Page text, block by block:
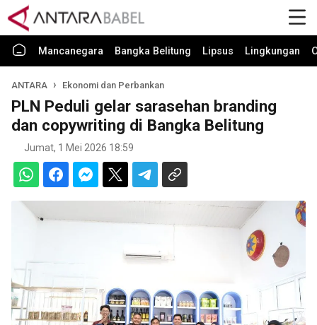
Mancanegara Bangka Belitung Lipsus Lingkungan
ANTARA Ekonomi dan Perbankan
PLN Peduli gelar sarasehan branding
dan copywriting di Bangka Belitung
Jumat, 1 Mei 2026 18:59